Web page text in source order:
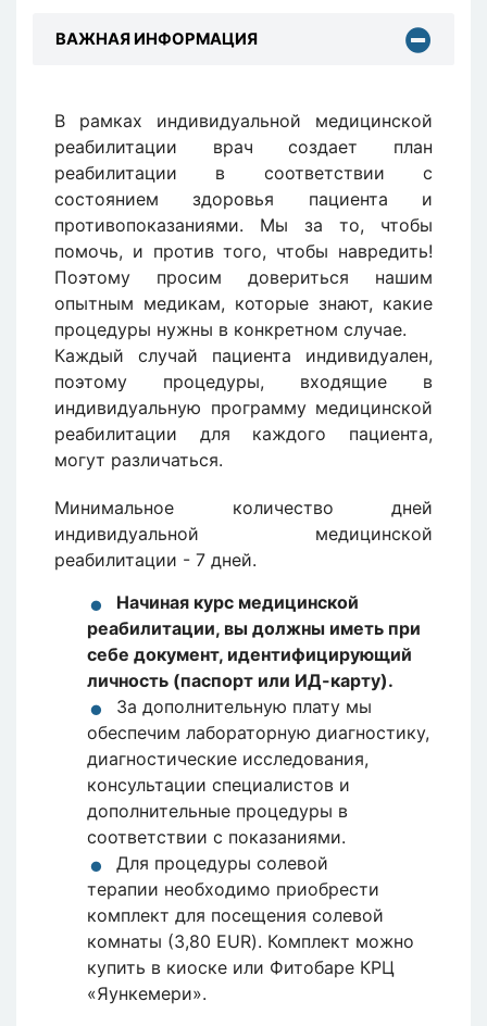
ВАЖНАЯ ИНФОРМАЦИЯ
В рамках индивидуальной медицинской
реабилитации врач создает план
реабилитации в соответствии с
состоянием здоровья пациента и
противопоказаниями. Мы за то, чтобы
помочь, и против того, чтобы навредить!
Поэтому просим довериться нашим
опытным медикам, которые знают, какие
процедуры нужны в конкретном случае.
Каждый случай пациента индивидуален,
поэтому процедуры, входящие в
индивидуальную программу медицинской
реабилитации для каждого пациента,
могут различаться.
Минимальное количество дней
индивидуальной медицинской
реабилитации - 7 дней.
Начиная курс медицинской
реабилитации, вы должны иметь при
себе документ, идентифицирующий
личность (паспорт или ИД-карту).
За дополнительную плату мы
обеспечим лабораторную диагностику,
диагностические исследования,
консультации специалистов и
дополнительные процедуры в
соответствии с показаниями.
Для процедуры солевой
терапии необходимо приобрести
комплект для посещения солевой
комнаты (3,80 EUR). Комплект можно
купить в киоске или Фитобаре КРЦ
«Яункемери».